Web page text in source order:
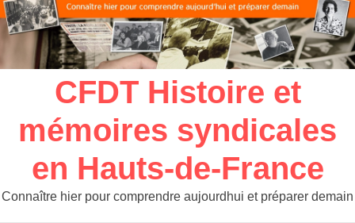
CFDT Histoire et
mémoires syndicales
en Hauts-de-France
Connaître hier pour comprendre aujourdhui et préparer demain